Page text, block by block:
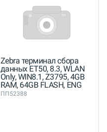
Zebra терминал сбора
данных ET50, 8.3, WLAN
Only, WIN8.1, Z3795, 4GB
RAM, 64GB FLASH, ENG
ПП52388